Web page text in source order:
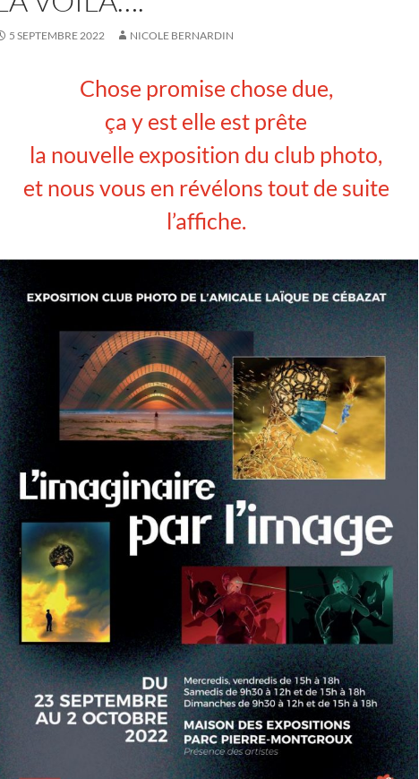
5 SEPTEMBRE 2022 NICOLE BERNARDIN
Chose promise chose due,
ça y est elle est prête
la nouvelle exposition du club photo,
et nous vous en révélons tout de suite
l’affiche.